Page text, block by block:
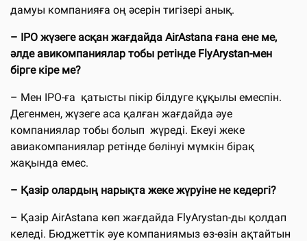
дамуы компанияға оң әсерін тигізері анық.
– IPO жүзеге асқан жағдайда AirAstana ғана ене ме,
әлде авикомпаниялар тобы ретінде FlyArystan-мен
бірге кіре ме?
– Мен IPO-ға қатысты пікір білдуге құқылы емеспін.
Дегенмен, жүзеге аса қалған жағдайда әуе
компаниялар тобы болып жүреді. Екеуі жеке
авиакомпаниялар ретінде бөлінуі мүмкін бірақ
жақында емес.
– Қазір олардың нарықта жеке жүруіне не кедергі?
– Қазір AirAstana көп жағдайда FlyArystan-ды қолдап
келеді. Бюджеттік әуе компаниямыз өз-өзін ақтайтын